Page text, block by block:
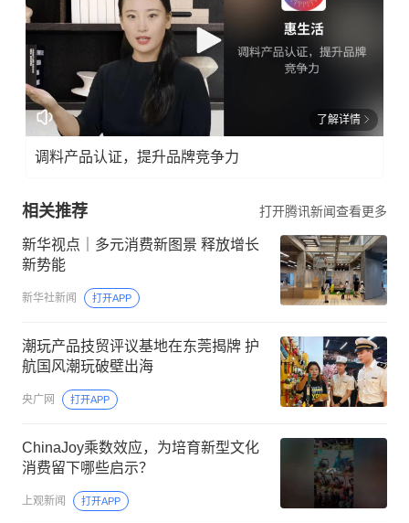
了解详情
调料产品认证，提升品牌竞争力
相关推荐 打开腾讯新闻查看更多
新华视点｜多元消费新图景 释放增长
新势能
新华社新闻 打开APP
潮玩产品技贸评议基地在东莞揭牌 护
航国风潮玩破壁出海
央广网 打开APP
ChinaJoy乘数效应，为培育新型文化
消费留下哪些启示？
上观新闻 打开APP